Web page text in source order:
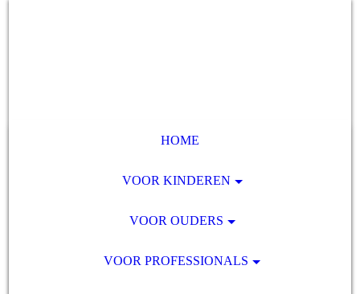
HOME
VOOR KINDEREN
VOOR OUDERS
VOOR PROFESSIONALS